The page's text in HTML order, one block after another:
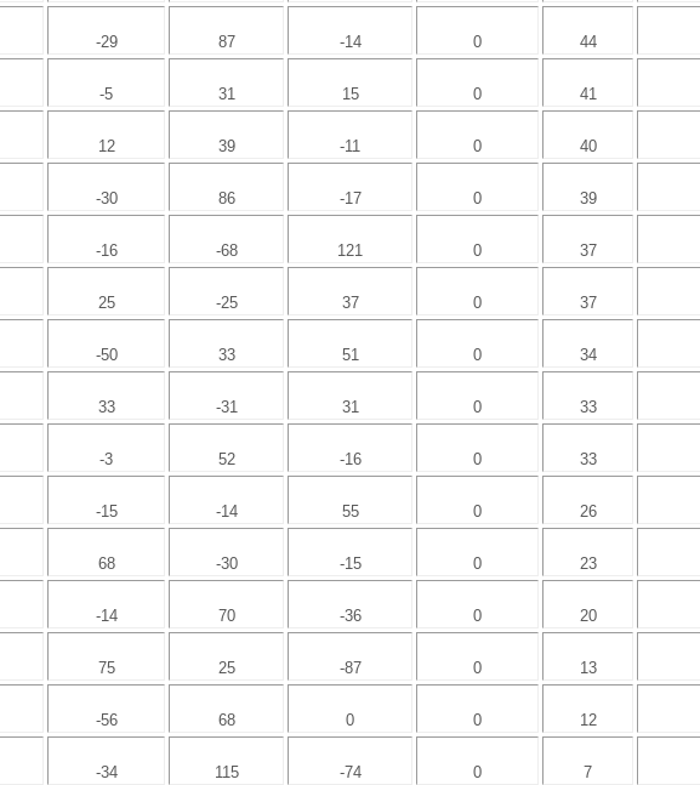
-29 87 -14 0 44
-5 31 15 0 41
12 39 -11 0 40
-30 86 -17 0 39
-16 -68 121 0 37
25 -25 37 0 37
-50 33 51 0 34
33 -31 31 0 33
-3 52 -16 0 33
-15 -14 55 0 26
68 -30 -15 0 23
-14 70 -36 0 20
75 25 -87 0 13
-56 68 0 0 12
-34 115 -74 0 7